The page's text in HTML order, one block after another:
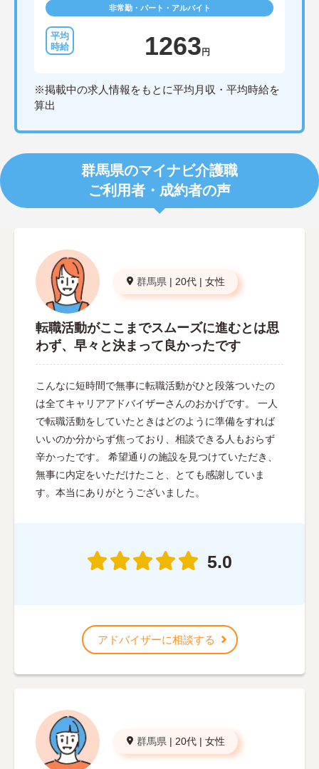
非常勤・パート・アルバイト
1263 円
※掲載中の求人情報をもとに平均月収・平均時給を
算出
群馬県のマイナビ介護職
ご利用者・成約者の声
群馬県 | 20代 | 女性
転職活動がここまでスムーズに進むとは思
わず、早々と決まって良かったです
こんなに短時間で無事に転職活動がひと段落ついたの
は全てキャリアアドバイザーさんのおかげです。 一人
で転職活動をしていたときはどのように準備をすれば
いいのか分からず焦っており、相談できる人もおらず
辛かったです。 希望通りの施設を見つけていただき、
無事に内定をいただけたこと、とても感謝していま
す。本当にありがとうございました。
5.0
アドバイザーに相談する
群馬県 | 20代 | 女性